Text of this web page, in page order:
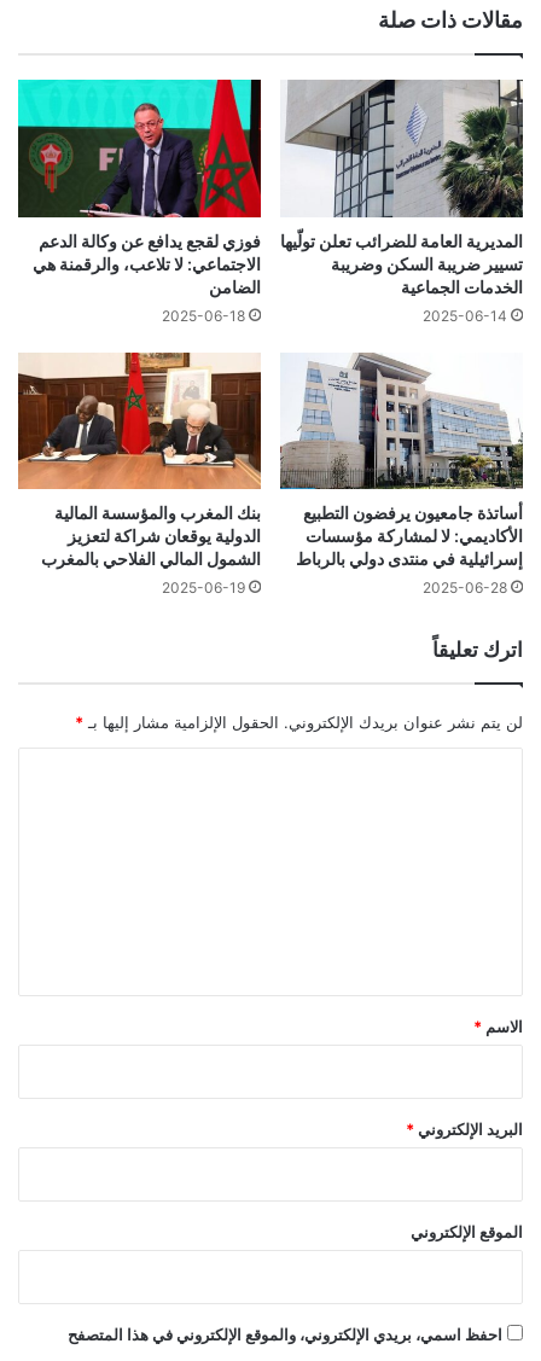
مقالات ذات صلة
المديرية العامة للضرائب تعلن تولّيها
تسيير ضريبة السكن وضريبة
الخدمات الجماعية
2025-06-14
فوزي لقجع يدافع عن وكالة الدعم
الاجتماعي: لا تلاعب، والرقمنة هي
الضامن
2025-06-18
أساتذة جامعيون يرفضون التطبيع
الأكاديمي: لا لمشاركة مؤسسات
إسرائيلية في منتدى دولي بالرباط
2025-06-28
بنك المغرب والمؤسسة المالية
الدولية يوقعان شراكة لتعزيز
الشمول المالي الفلاحي بالمغرب
2025-06-19
اترك تعليقاً
لن يتم نشر عنوان بريدك الإلكتروني. الحقول الإلزامية مشار إليها بـ *
*
الاسم *
البريد الإلكتروني *
الموقع الإلكتروني
احفظ اسمي، بريدي الإلكتروني، والموقع الإلكتروني في هذا المتصفح